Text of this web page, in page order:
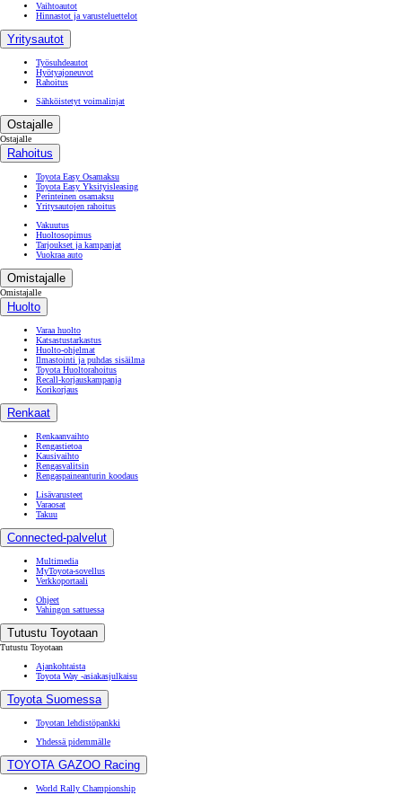
Vaihtoautot
Hinnastot ja varusteluettelot
Yritysautot
Työsuhdeautot
Hyötyajoneuvot
Rahoitus
Sähköistetyt voimalinjat
Ostajalle
Ostajalle
Rahoitus
Toyota Easy Osamaksu
Toyota Easy Yksityisleasing
Perinteinen osamaksu
Yritysautojen rahoitus
Vakuutus
Huoltosopimus
Tarjoukset ja kampanjat
Vuokraa auto
Omistajalle
Omistajalle
Huolto
Varaa huolto
Katsastustarkastus
Huolto-ohjelmat
Ilmastointi ja puhdas sisäilma
Toyota Huoltorahoitus
Recall-korjauskampanja
Korikorjaus
Renkaat
Renkaanvaihto
Rengastietoa
Kausivaihto
Rengasvalitsin
Rengaspaineanturin koodaus
Lisävarusteet
Varaosat
Takuu
Connected-palvelut
Multimedia
MyToyota-sovellus
Verkkoportaali
Ohjeet
Vahingon sattuessa
Tutustu Toyotaan
Tutustu Toyotaan
Ajankohtaista
Toyota Way -asiakasjulkaisu
Toyota Suomessa
Toyotan lehdistöpankki
Yhdessä pidemmälle
TOYOTA GAZOO Racing
World Rally Championship